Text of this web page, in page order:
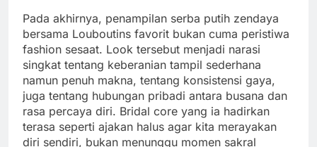
Pada akhirnya, penampilan serba putih zendaya
bersama Louboutins favorit bukan cuma peristiwa
fashion sesaat. Look tersebut menjadi narasi
singkat tentang keberanian tampil sederhana
namun penuh makna, tentang konsistensi gaya,
juga tentang hubungan pribadi antara busana dan
rasa percaya diri. Bridal core yang ia hadirkan
terasa seperti ajakan halus agar kita merayakan
diri sendiri, bukan menunggu momen sakral